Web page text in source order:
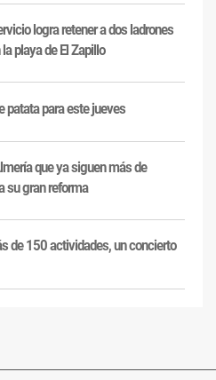
logra retener a dos ladrones
playa de El Zapillo
patata para este jueves
que ya siguen más de
su gran reforma
de 150 actividades, un concierto